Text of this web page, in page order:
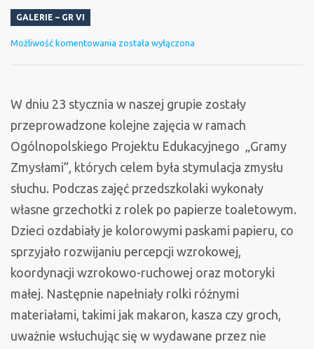
GALERIE – GR VI
Możliwość komentowania Gramy
Słuch
została wyłączona
W dniu 23 stycznia w naszej grupie zostały
przeprowadzone kolejne zajęcia w ramach
Ogólnopolskiego Projektu Edukacyjnego „Gramy
Zmysłami”, których celem była stymulacja zmysłu
słuchu. Podczas zajęć przedszkolaki wykonały
własne grzechotki z rolek po papierze toaletowym.
Dzieci ozdabiały je kolorowymi paskami papieru, co
sprzyjało rozwijaniu percepcji wzrokowej,
koordynacji wzrokowo-ruchowej oraz motoryki
małej. Następnie napełniały rolki różnymi
materiałami, takimi jak makaron, kasza czy groch,
uważnie wsłuchując się w wydawane przez nie